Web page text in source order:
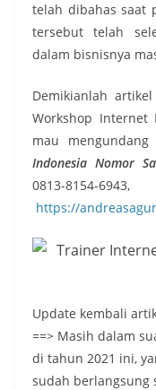
telah dibahas saat
tersebut telah
dalam bisnisnya
Demikianlah
Workshop
mau mengundang
Indonesia Nomor
0813-8154-
https://
Update kembali
==> Masih dalam
di tahun 2021 ini,
sudah berlangsung